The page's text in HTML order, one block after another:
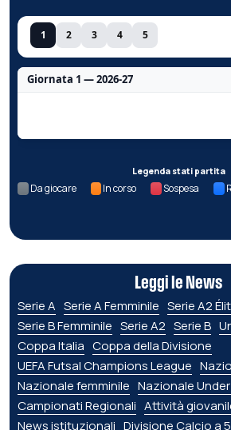
1 2 3 4 5
Giornata 1 — 2026-27
Legenda stati partita
Da giocare In corso Sospesa
Leggi le News
Serie A Serie A Femminile Serie A2
Serie B Femminile Serie A2 Serie B
Coppa Italia Coppa della Divisione
UEFA Futsal Champions League
Nazionale femminile Nazionale Under
Campionati Regionali Attività
News istituzionali Divisione Calcio a 5